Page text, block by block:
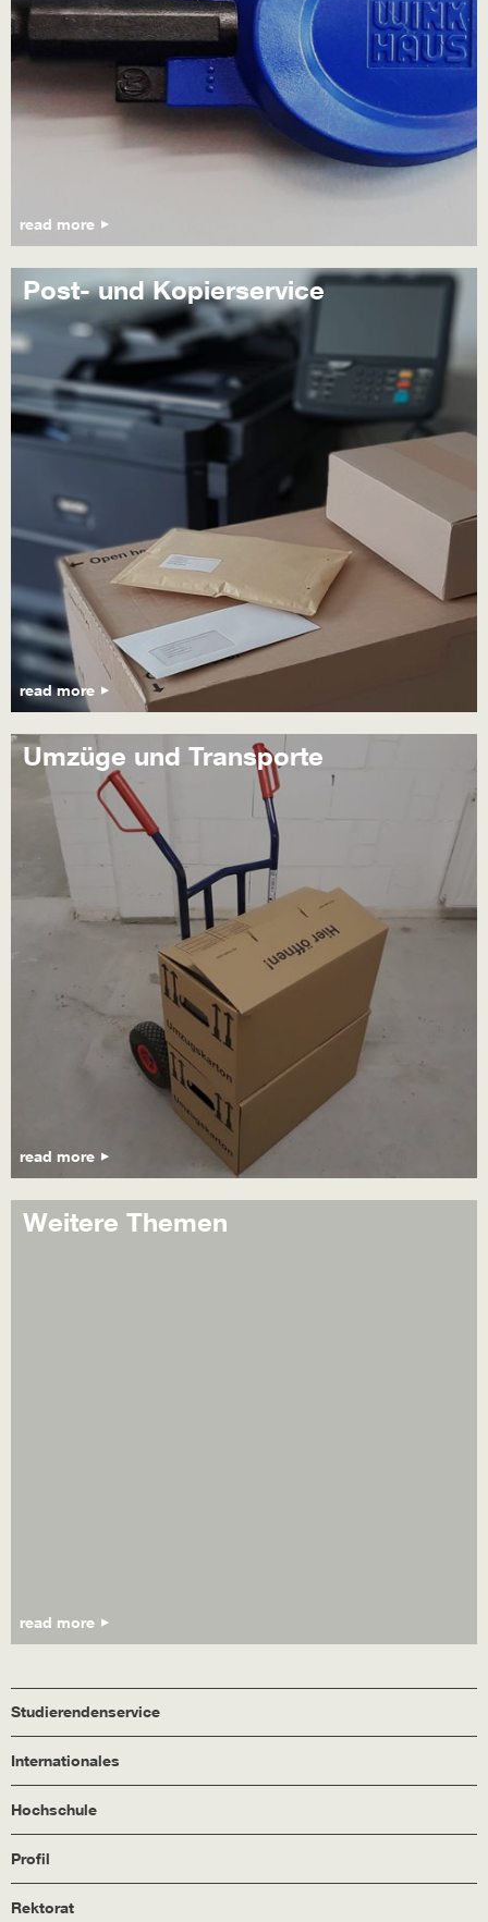
read more
Post- und Kopierservice
read more
Umzüge und Transporte
read more
Weitere Themen
read more
Studierendenservice
Internationales
Hochschule
Profil
Rektorat